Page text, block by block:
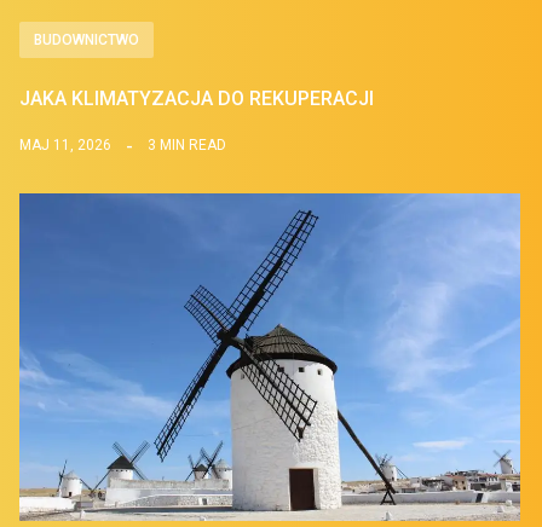
BUDOWNICTWO
JAKA KLIMATYZACJA DO REKUPERACJI
MAJ 11, 2026 3 MIN READ